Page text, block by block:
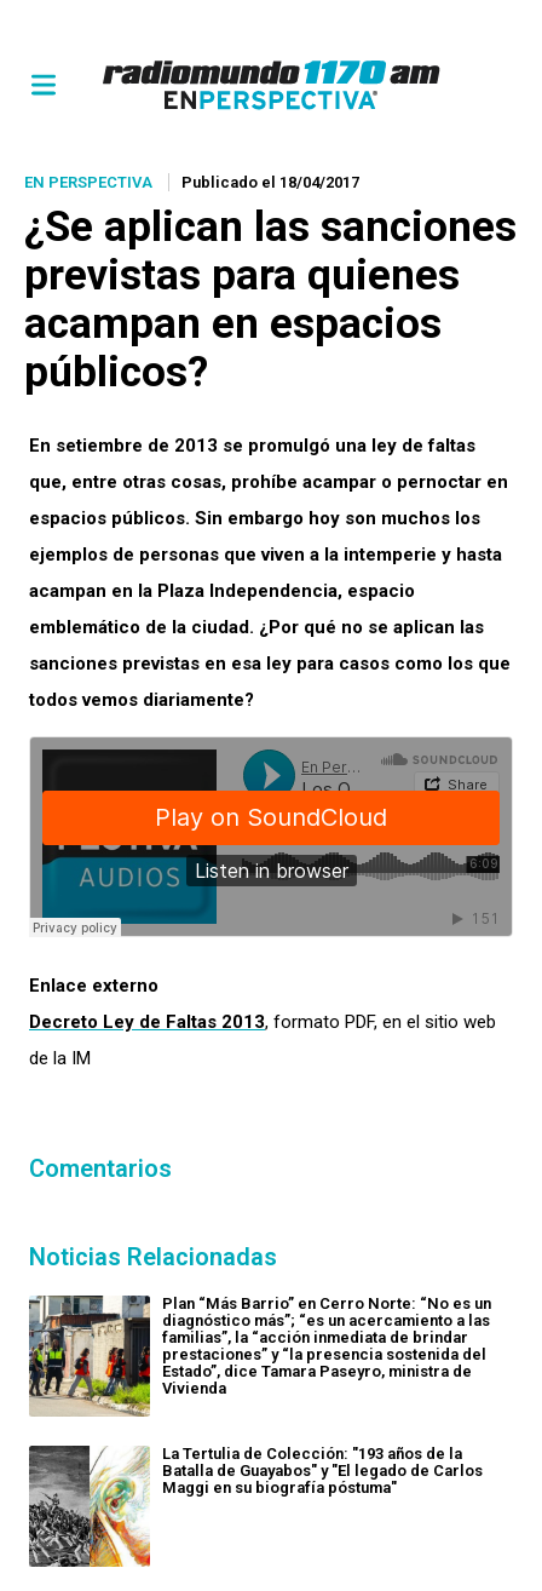
EN PERSPECTIVA Publicado el 18/04/2017
¿Se aplican las sanciones
previstas para quienes
acampan en espacios
públicos?
En setiembre de 2013 se promulgó una ley de faltas
que, entre otras cosas, prohíbe acampar o pernoctar en
espacios públicos. Sin embargo hoy son muchos los
ejemplos de personas que viven a la intemperie y hasta
acampan en la Plaza Independencia, espacio
emblemático de la ciudad. ¿Por qué no se aplican las
sanciones previstas en esa ley para casos como los que
todos vemos diariamente?
Enlace externo
Decreto Ley de Faltas 2013, formato PDF, en el sitio web
de la IM
Comentarios
Noticias Relacionadas
Plan “Más Barrio” en Cerro Norte: “No es un
diagnóstico más”; “es un acercamiento a las
familias”, la “acción inmediata de brindar
prestaciones” y “la presencia sostenida del
Estado”, dice Tamara Paseyro, ministra de
Vivienda
La Tertulia de Colección: "193 años de la
Batalla de Guayabos" y "El legado de Carlos
Maggi en su biografía póstuma"